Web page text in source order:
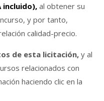
incluido), al obtener su
y por tanto,
calidad-precio.
de esta licitación, y al
relacionados con
haciendo clic en la